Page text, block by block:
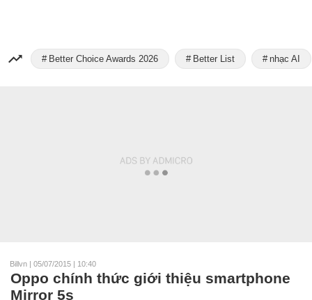
Better Choice Awards 2026 Better List nhạc AI
Billvn | 05/07/2015 | 10:40
Oppo chính thức giới thiệu smartphone
Mirror 5s